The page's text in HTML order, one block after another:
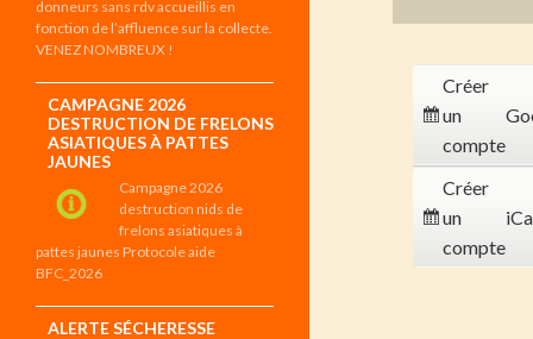
Créer
un
compte
Créer
un
compte
donneurs sans rdv accueillis en
fonction de l’affluence sur la collecte.
VENEZ NOMBREUX !
CAMPAGNE 2026
DESTRUCTION DE FRELONS
ASIATIQUES À PATTES
JAUNES
Campagne 2026
destruction nids de
frelons asiatiques à
pattes jaunes Protocole aide
BFC_2026
ALERTE SÉCHERESSE